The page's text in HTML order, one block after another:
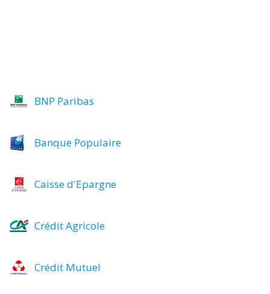
BNP Paribas
Banque Populaire
Caisse d'Epargne
Crédit Agricole
Crédit Mutuel